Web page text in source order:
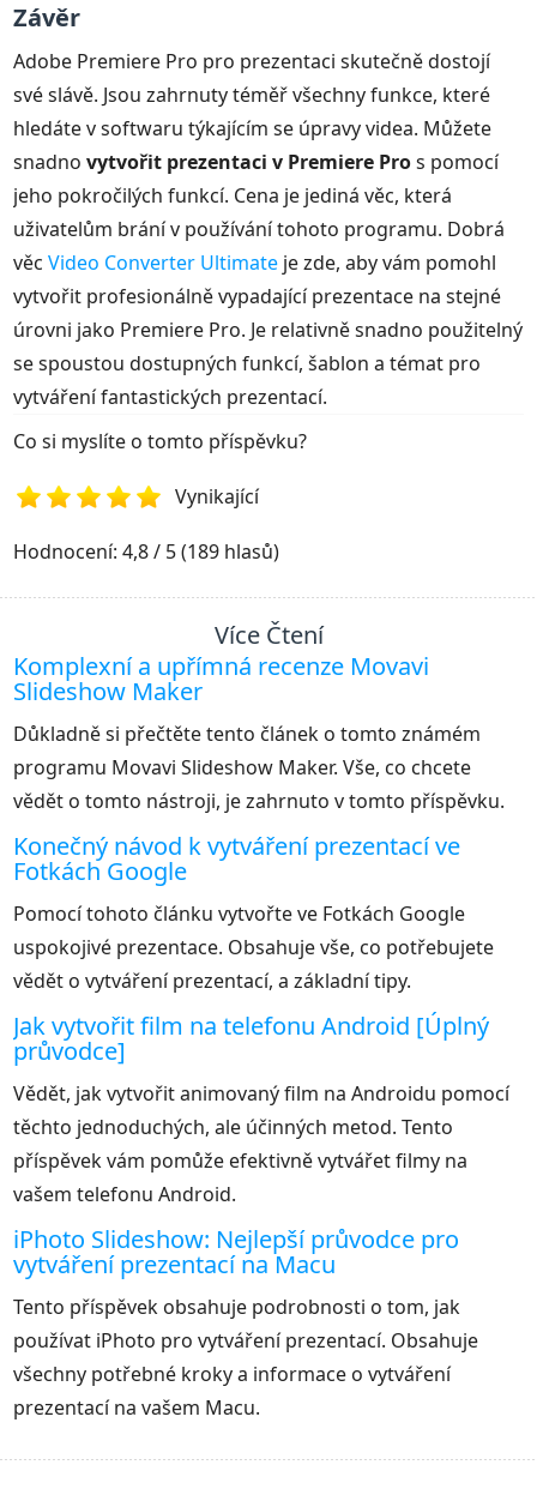
Závěr
Adobe Premiere Pro pro prezentaci skutečně dostojí
své slávě. Jsou zahrnuty téměř všechny funkce, které
hledáte v softwaru týkajícím se úpravy videa. Můžete
snadnovytvořit prezentaci v Premiere Pros pomocí
jeho pokročilých funkcí. Cena je jediná věc, která
uživatelům brání v používání tohoto programu. Dobrá
věcVideo Converter Ultimate je zde, aby vám pomohl
vytvořit profesionálně vypadající prezentace na stejné
úrovni jako Premiere Pro. Je relativně snadno použitelný
se spoustou dostupných funkcí, šablon a témat pro
vytváření fantastických prezentací.
Co si myslíte o tomto příspěvku?
1 2 4 5
Vynikající
Hodnocení: 4,8 / 5 (189 hlasů)
Více Čtení
Komplexní a upřímná recenze Movavi
Slideshow Maker
Důkladně si přečtěte tento článek o tomto známém
programu Movavi Slideshow Maker. Vše, co chcete
vědět o tomto nástroji, je zahrnuto v tomto příspěvku.
Konečný návod k vytváření prezentací ve
Fotkách Google
Pomocí tohoto článku vytvořte ve Fotkách Google
uspokojivé prezentace. Obsahuje vše, co potřebujete
vědět o vytváření prezentací, a základní tipy.
Jak vytvořit film na telefonu Android [Úplný
průvodce]
Vědět, jak vytvořit animovaný film na Androidu pomocí
těchto jednoduchých, ale účinných metod. Tento
příspěvek vám pomůže efektivně vytvářet filmy na
vašem telefonu Android.
iPhoto Slideshow: Nejlepší průvodce pro
vytváření prezentací na Macu
Tento příspěvek obsahuje podrobnosti o tom, jak
používat iPhoto pro vytváření prezentací. Obsahuje
všechny potřebné kroky a informace o vytváření
prezentací na vašem Macu.